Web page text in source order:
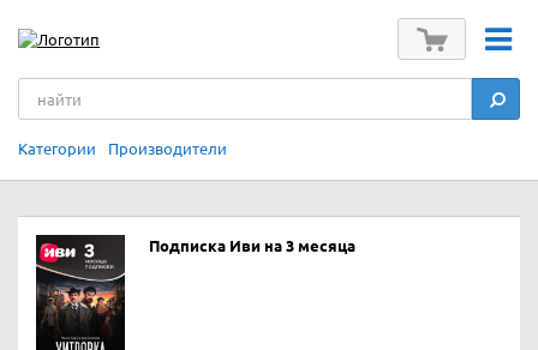
Категории Производители
Подписка Иви на 3 месяца